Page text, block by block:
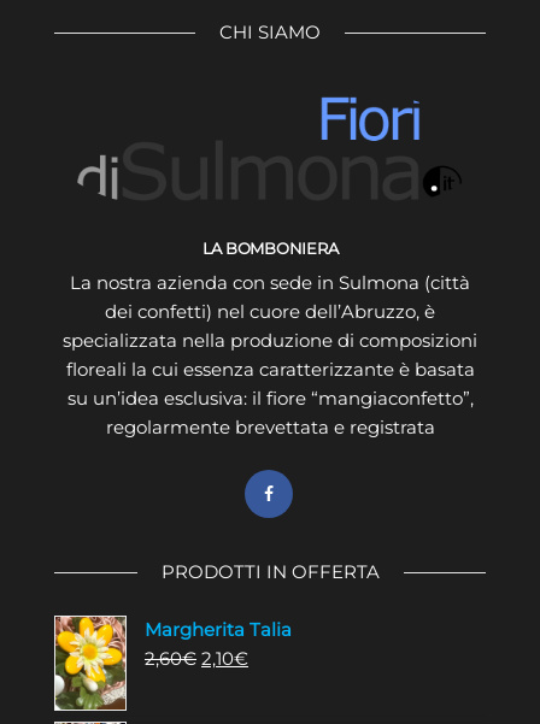
CHI SIAMO
LA BOMBONIERA
La nostra azienda con sede in Sulmona (città
dei confetti) nel cuore dell’Abruzzo, è
specializzata nella produzione di composizioni
floreali la cui essenza caratterizzante è basata
su un’idea esclusiva: il fiore “mangiaconfetto”,
regolarmente brevettata e registrata
PRODOTTI IN OFFERTA
Margherita Talia
2,60€ Il
2,10€Il